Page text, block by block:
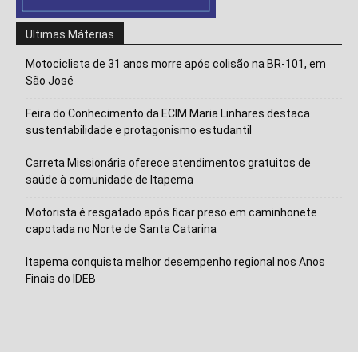
Ultimas Máterias
Motociclista de 31 anos morre após colisão na BR-101, em
São José
Feira do Conhecimento da ECIM Maria Linhares destaca
sustentabilidade e protagonismo estudantil
Carreta Missionária oferece atendimentos gratuitos de
saúde à comunidade de Itapema
Motorista é resgatado após ficar preso em caminhonete
capotada no Norte de Santa Catarina
Itapema conquista melhor desempenho regional nos Anos
Finais do IDEB
Isso vai fechar em